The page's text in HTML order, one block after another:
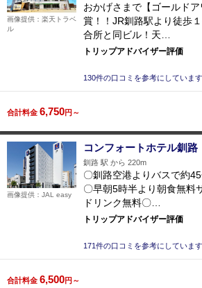
おかげさまで【ゴールド
賞！！JR釧路駅より徒歩
合所と同ビル！天…
トリップアドバイザー評価
130件の口コミを参考にしています
画像提供：楽天トラベ
ル
合計料金 6,750円～
コンフォートホテル釧路
釧路 駅 から 220m
〇釧路空港よりバスで約
〇早朝5時半より朝食無料
ドリンク無料〇…
トリップアドバイザー評価
171件の口コミを参考にしています
画像提供：JAL easy
合計料金 6,500円～